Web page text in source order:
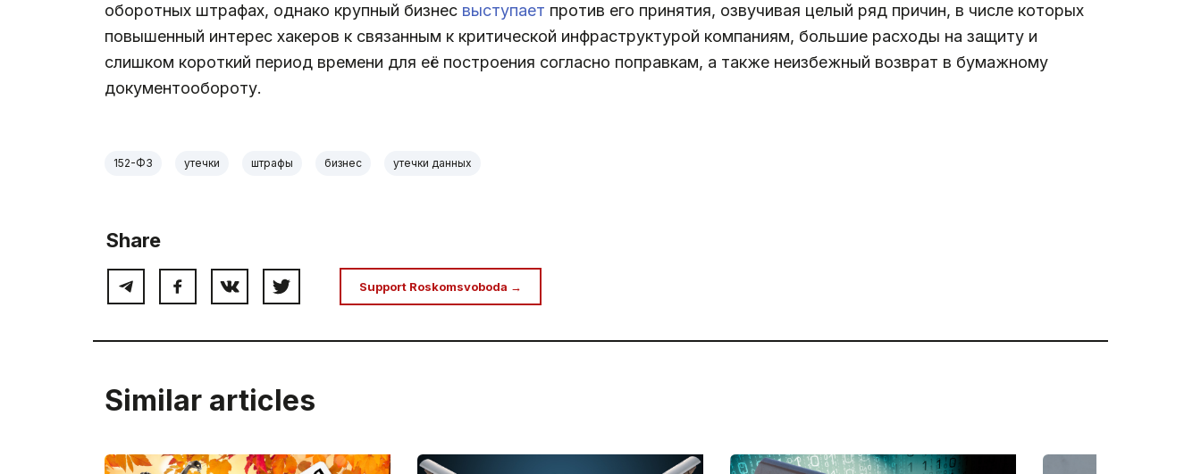
оборотных штрафах, однако крупный бизнес выступает против его принятия, озвучивая целый ряд причин, в числе которых
повышенный интерес хакеров к связанным к критической инфраструктурой компаниям, большие расходы на защиту и
слишком короткий период времени для её построения согласно поправкам, а также неизбежный возврат в бумажному
документообороту.
152-ФЗ утечки штрафы бизнес утечки данных
Share
Support Roskomsvoboda →
Similar articles